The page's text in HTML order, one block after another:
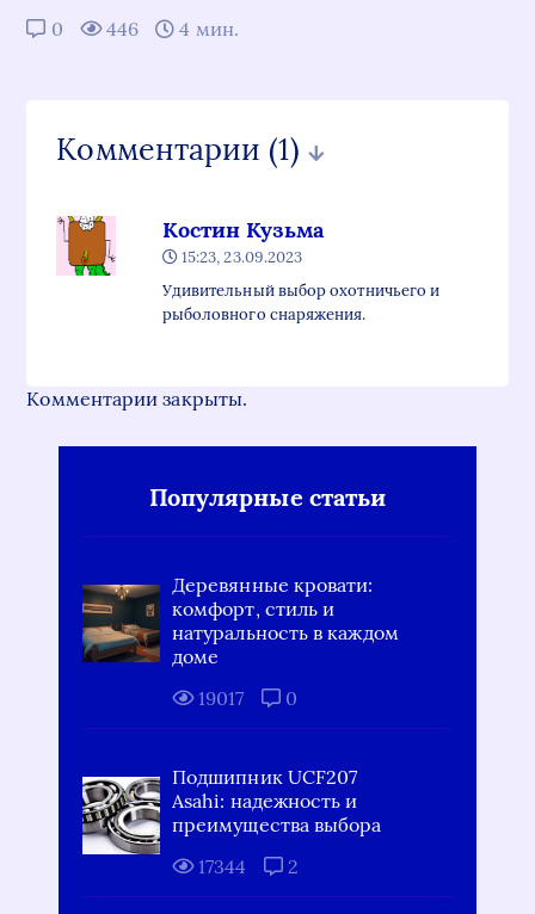
0 446 4 мин.
Комментарии (1)
Костин Кузьма
15:23, 23.09.2023
Удивительный выбор охотничьего и
рыболовного снаряжения.
Комментарии закрыты.
Популярные статьи
Деревянные кровати:
комфорт, стиль и
натуральность в каждом
доме
19017
0
Подшипник UCF207
Asahi: надежность и
преимущества выбора
17344
2